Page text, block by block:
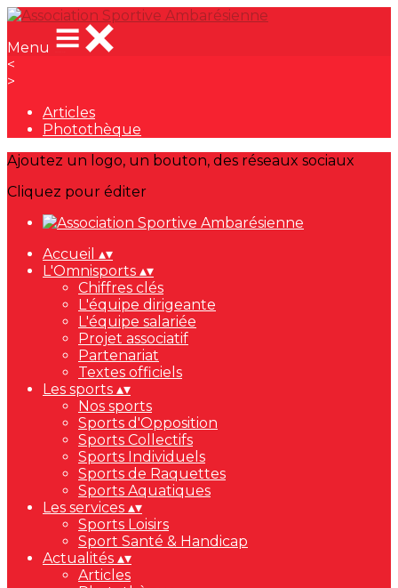
Menu
<
>
Articles
Photothèque
Ajoutez un logo, un bouton, des réseaux sociaux
Cliquez pour éditer
Accueil ▴▾
L'Omnisports ▴▾
Chiffres clés
L'équipe dirigeante
L'équipe salariée
Projet associatif
Partenariat
Textes officiels
Les sports ▴▾
Nos sports
Sports d'Opposition
Sports Collectifs
Sports Individuels
Sports de Raquettes
Sports Aquatiques
Les services ▴▾
Sports Loisirs
Sport Santé & Handicap
Actualités ▴▾
Articles